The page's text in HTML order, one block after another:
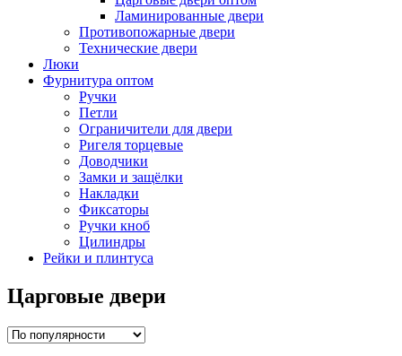
Ламинированные двери
Противопожарные двери
Технические двери
Люки
Фурнитура оптом
Ручки
Петли
Ограничители для двери
Ригеля торцевые
Доводчики
Замки и защёлки
Накладки
Фиксаторы
Ручки кноб
Цилиндры
Рейки и плинтуса
Царговые двери